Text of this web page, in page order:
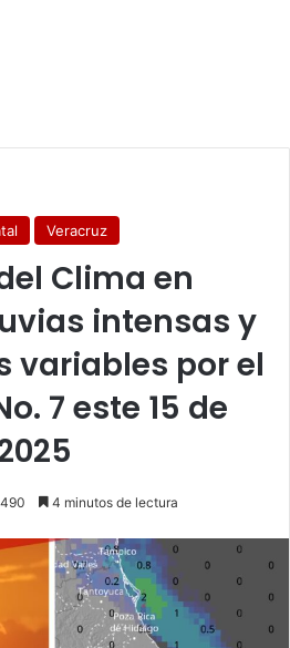
Veracruz
Clima en
intensas y
variables por el
7 este 15 de
490 4 minutos de lectura